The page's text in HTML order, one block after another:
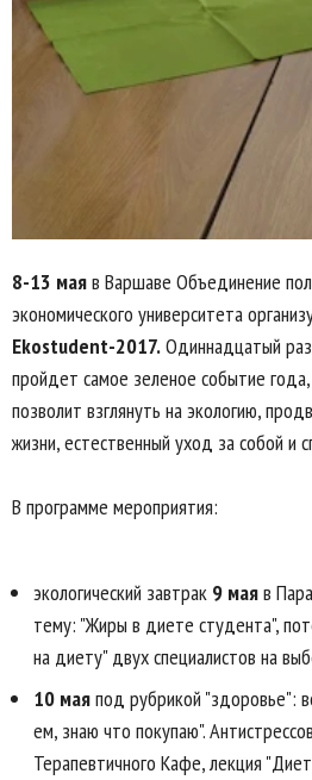
8-13 маяв Варшаве Объединение
экономического университета
Ekostudent-2017.Одиннадцатый
пройдет самое зеленое событие
позволит взглянуть на экологию,
жизни, естественный уход за собой и
В программе мероприятия:
экологический завтрак 9 маяв
тему: "Жиры в диете студента",
на диету" двух специалистов на
10 маяпод рубрикой "здоровье":
ем, знаю что покупаю".
Терапевтичного Кафе, лекция